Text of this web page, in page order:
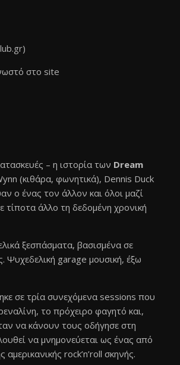
)
στο site
– η ιστορία των Dream
(κιθάρα, φωνητικά), Dennis Duck
ο ένας τον άλλον και όλοι μαζί
άλλο τη δεδομένη χρονική
ξεσπάσματα, βασισμένα σε
Ψυχεδελική garage μουσική, έξω
σε τρία συνεχόμενα sessions που
το πρόχειρο φαγητό και,
να κάνουν τους οδήγησε στη
να μνημονεύεται ως ένας από
rock’n’roll σκηνής.